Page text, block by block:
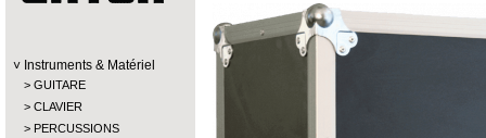
Instruments & Matériel
GUITARE
CLAVIER
PERCUSSIONS